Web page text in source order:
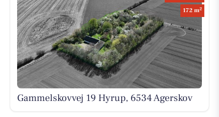
172 m2
Gammelskovvej 19 Hyrup, 6534 Agerskov